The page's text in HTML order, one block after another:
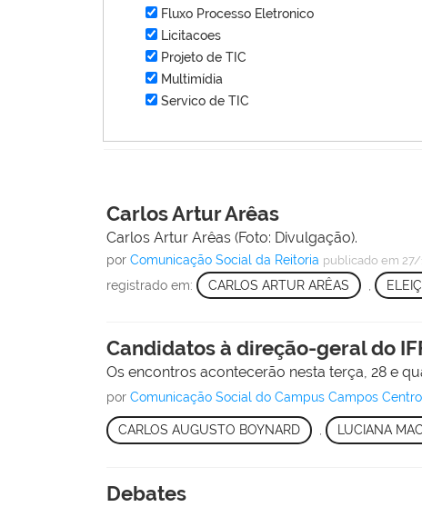
Fluxo Processo Eletronico
Licitacoes
Projeto de TIC
Multimídia
Servico de TIC
Carlos Artur Arêas
Carlos Artur Arêas (Foto: Divulgação).
porComunicação Social da Reitoria publicado em
registrado em: CARLOS ARTUR ARÊAS
Candidatos à direção-geral do
Os encontros acontecerão nesta terça, 28 e
porComunicação Social do Campus Campos Centro
CARLOS AUGUSTO BOYNARD , LUCIANA
Debates